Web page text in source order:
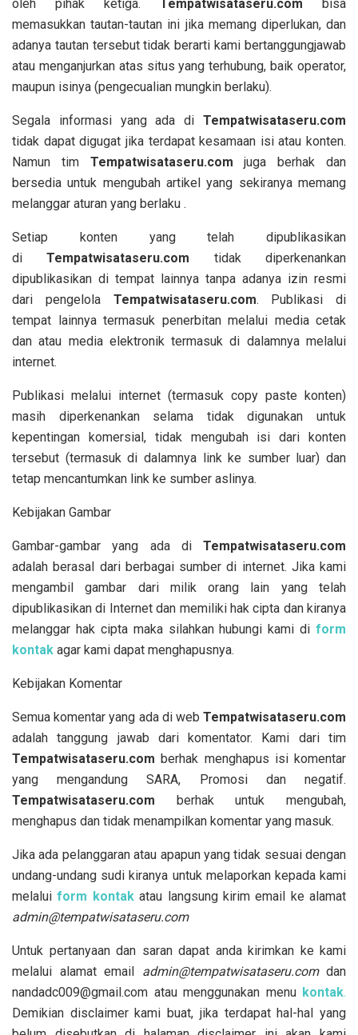
oleh pihak ketiga. empatwisataseru.com bisa
memasukkan tautan-tautan ini jika memang diperlukan, dan
adanya tautan tersebut tidak berarti kami bertanggungjawab
atau menganjurkan atas situs yang terhubung, baik operator,
maupun isinya (pengecualian mungkin berlaku).
Segala informasi yang ada di Tempatwisataseru.com
tidak dapat digugat jika terdapat kesamaan isi atau konten.
Namun tim Tempatwisataseru.com juga berhak dan
bersedia untuk mengubah artikel yang sekiranya memang
melanggar aturan yang berlaku .
Setiap konten yang telah dipublikasikan
diTempatwisataseru.com tidak diperkenankan
dipublikasikan di tempat lainnya tanpa adanya izin resmi
dari pengelola Tempatwisataseru.com. Publikasi di
tempat lainnya termasuk penerbitan melalui media cetak
dan atau media elektronik termasuk di dalamnya melalui
internet.
Publikasi melalui internet (termasuk copy paste konten)
masih diperkenankan selama tidak digunakan untuk
kepentingan komersial, tidak mengubah isi dari konten
tersebut (termasuk di dalamnya link ke sumber luar) dan
tetap mencantumkan link ke sumber aslinya.
Kebijakan Gambar
Gambar-gambar yang ada di Tempatwisataseru.com
adalah berasal dari berbagai sumber di internet. Jika kami
mengambil gambar dari milik orang lain yang telah
dipublikasikan di Internet dan memiliki hak cipta dan kiranya
melanggar hak cipta maka silahkan hubungi kami di form
kontak agar kami dapat menghapusnya.
Kebijakan Komentar
Semua komentar yang ada di web Tempatwisataseru.com
adalah tanggung jawab dari komentator. Kami dari tim
Tempatwisataseru.com berhak menghapus isi komentar
yang mengandung SARA, Promosi dan negatif.
Tempatwisataseru.com berhak untuk mengubah,
menghapus dan tidak menampilkan komentar yang masuk.
Jika ada pelanggaran atau apapun yang tidak sesuai dengan
undang-undang sudi kiranya untuk melaporkan kepada kami
melaluiform kontakatau langsung kirim email ke alamat
admin@tempatwisataseru.com
Untuk pertanyaan dan saran dapat anda kirimkan ke kami
melalui alamat email admin@tempatwisataseru.comdan
nandadc009@gmail.com atau menggunakan menu kontak.
Demikian disclaimer kami buat, jika terdapat hal-hal yang